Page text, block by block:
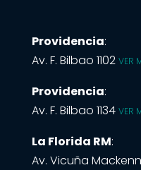
Providencia:
Av. F. Bilbao 1102 VER
Providencia:
Av. F. Bilbao 1134 VER
La Florida RM:
Av. Vicuña